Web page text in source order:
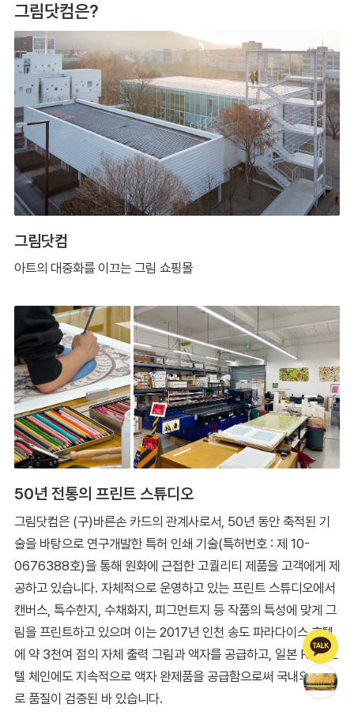
그림닷컴은?
그림닷컴
아트의 대중화를 이끄는 그림 쇼핑몰
50년 전통의 프린트 스튜디오
그림닷컴은 (구)바른손 카드의 관계사로서, 50년 동안 축적된 기
술을 바탕으로 연구개발한 특허 인쇄 기술(특허번호 : 제 10-
0676388호)을 통해 원화에 근접한 고퀄리티 제품을 고객에게 제
공하고 있습니다. 자체적으로 운영하고 있는 프린트 스튜디오에서
캔버스, 특수한지, 수채화지, 피그먼트지 등 작품의 특성에 맞게 그
림을 프린트하고 있으며 이는 2017년 인천 송도 파라다이스 호텔
에 약 3천여 점의 자체 출력 그림과 액자를 공급하고, 일본 R&J 호
텔 체인에도 지속적으로 액자 완제품을 공급함으로써 국내외적으
로 품질이 검증된 바 있습니다.